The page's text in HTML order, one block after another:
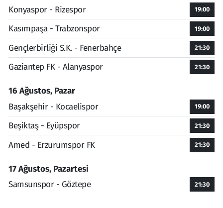
Konyaspor - Rizespor
19:00
Kasımpaşa - Trabzonspor 19:00
Gençlerbirliği S.K. - Fenerbahçe 21:30
Gaziantep FK - Alanyaspor 21:30
16 Ağustos, Pazar
Başakşehir - Kocaelispor
19:00
Beşiktaş - Eyüpspor 21:30
Amed - Erzurumspor FK 21:30
17 Ağustos, Pazartesi
Samsunspor - Göztepe
21:30